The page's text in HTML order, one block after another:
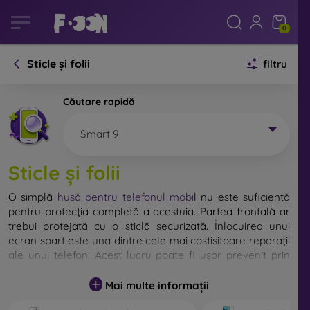
0
Sticle și folii filtru
Căutare rapidă
Smart 9
Sticle și folii
O simplă husă pentru telefonul mobil nu este suficientă
pentru protecția completă a acestuia. Partea frontală ar
trebui protejată cu o sticlă securizată. Înlocuirea unui
ecran spart este una dintre cele mai costisitoare reparații
ale unui telefon. Acest lucru poate fi ușor prevenit prin
Deși nu există sticlă indestructibilă pentru telefon, în
Mai multe informații